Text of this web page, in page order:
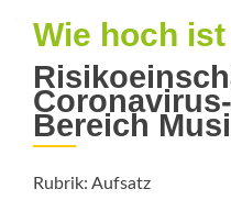
Wie hoch
Bereich
Rubrik: Aufsatz